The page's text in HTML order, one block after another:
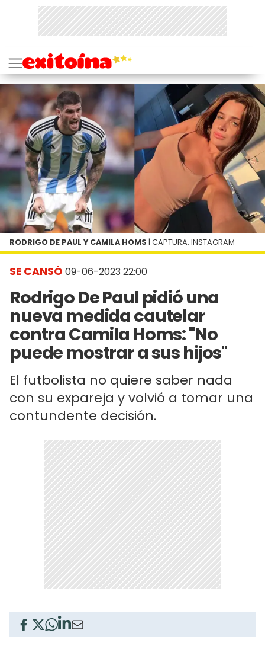
SE CANSÓ 09-06-2023 22:00
Rodrigo De Paul pidió una
nueva medida cautelar
contra Camila Homs: "No
puede mostrar a sus hijos"
El futbolista no quiere saber nada
con su expareja y volvió a tomar una
contundente decisión.
RODRIGO DE PAUL Y CAMILA HOMS | CAPTURA: INSTAGRAM